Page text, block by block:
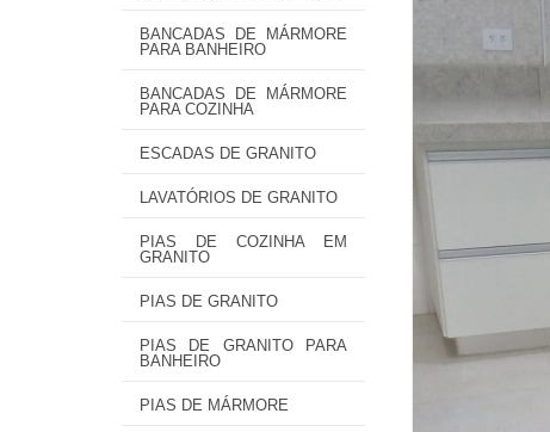
BANCADAS DE MÁRMORE
PARA BANHEIRO
BANCADAS DE MÁRMORE
PARA COZINHA
ESCADAS DE GRANITO
LAVATÓRIOS DE GRANITO
PIAS DE COZINHA EM
GRANITO
PIAS DE GRANITO
PIAS DE GRANITO PARA
BANHEIRO
PIAS DE MÁRMORE